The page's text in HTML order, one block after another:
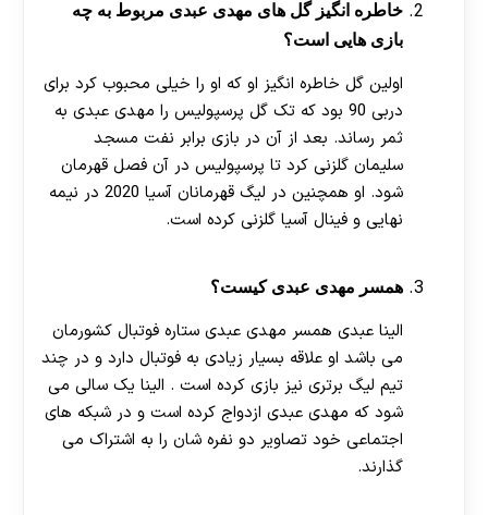
خاطره انگیز گل های مهدی عبدی مربوط به چه
بازی هایی است؟
اولین گل خاطره انگیز او که او را خیلی محبوب کرد برای
دربی 90 بود که تک گل پرسپولیس را مهدی عبدی به
ثمر رساند. بعد از آن در بازی برابر نفت مسجد
سلیمان گلزنی کرد تا پرسپولیس در آن فصل قهرمان
شود. او همچنین در لیگ قهرمانان آسیا 2020 در نیمه
نهایی و فینال آسیا گلزنی کرده است.
همسر مهدی عبدی کیست؟
الینا عبدی همسر مهدی عبدی ستاره فوتبال کشورمان
می باشد او علاقه بسیار زیادی به فوتبال دارد و در چند
تیم لیگ برتری نیز بازی کرده است . الینا یک سالی می
شود که مهدی عبدی ازدواج کرده است و در شبکه های
اجتماعی خود تصاویر دو نفره شان را به اشتراک می
گذارند.